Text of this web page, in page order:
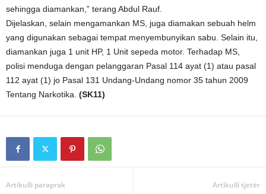
sehingga diamankan,” terang Abdul Rauf.
Dijelaskan, selain mengamankan MS, juga diamakan sebuah helm
yang digunakan sebagai tempat menyembunyikan sabu. Selain itu,
diamankan juga 1 unit HP, 1 Unit sepeda motor. Terhadap MS,
polisi menduga dengan pelanggaran Pasal 114 ayat (1) atau pasal
112 ayat (1) jo Pasal 131 Undang-Undang nomor 35 tahun 2009
Tentang Narkotika. (SK11)
Artikulli paraprak Artikulli tjetër